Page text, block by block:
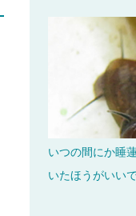
いつの間にか睡
いたほうがいい